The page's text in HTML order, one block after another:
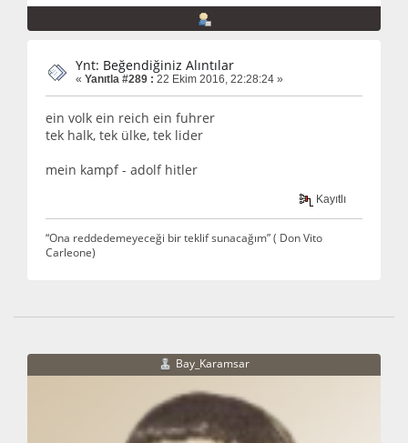
Ynt: Beğendiğiniz Alıntılar
« Yanıtla #289 : 22 Ekim 2016, 22:28:24 »
ein volk ein reich ein fuhrer
tek halk, tek ülke, tek lider
mein kampf - adolf hitler
Kayıtlı
“Ona reddedemeyeceği bir teklif sunacağım” ( Don Vito
Carleone)
Bay_Karamsar